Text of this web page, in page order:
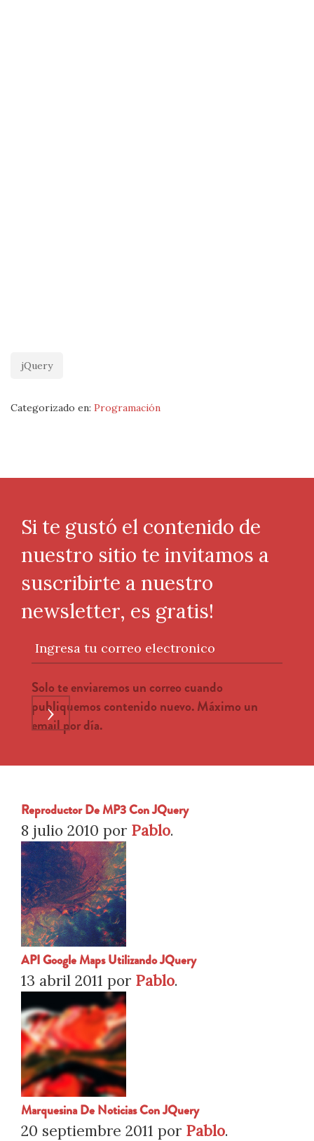
jQuery
Categorizado en: Programación
Si te gustó el contenido de
nuestro sitio te invitamos a
suscribirte a nuestro
newsletter, es gratis!
Ingresa tu correo electronico
Solo te enviaremos un correo cuando
publiquemos contenido nuevo. Máximo un
email por día.
›
Reproductor De MP3 Con JQuery
8 julio 2010 por Pablo.
API Google Maps Utilizando JQuery
13 abril 2011 por Pablo.
Marquesina De Noticias Con JQuery
20 septiembre 2011 por Pablo.